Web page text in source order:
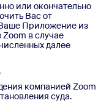
или окончательно
Вас от
Приложение из
в случае
далее
компанией Zoom
суда.